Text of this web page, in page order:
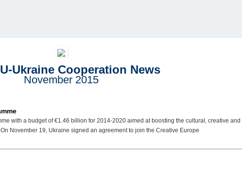
Ukraine Cooperation News
November 2015
with a budget of €1.46 billion for 2014-2020 aimed at boosting the cultural, creative and
November 19, Ukraine signed an agreement to join the Creative Europe